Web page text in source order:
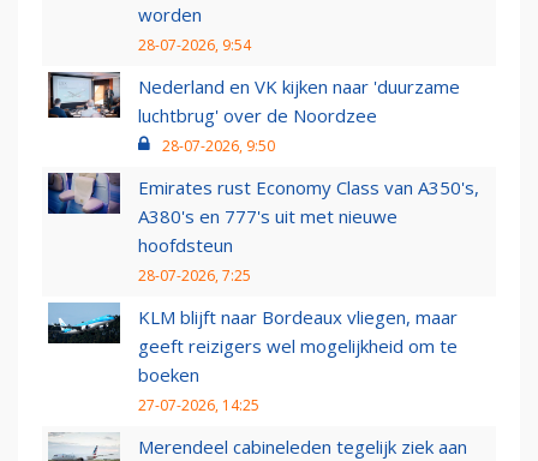
worden
28-07-2026, 9:54
Nederland en VK kijken naar 'duurzame
luchtbrug' over de Noordzee
28-07-2026, 9:50
Emirates rust Economy Class van A350's,
A380's en 777's uit met nieuwe
hoofdsteun
28-07-2026, 7:25
KLM blijft naar Bordeaux vliegen, maar
geeft reizigers wel mogelijkheid om te
boeken
27-07-2026, 14:25
Merendeel cabineleden tegelijk ziek aan